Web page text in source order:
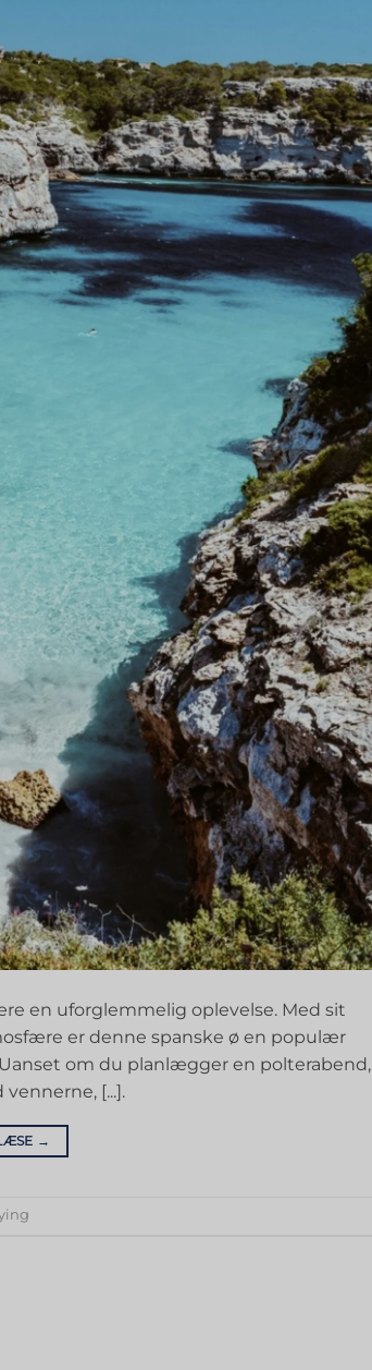
en uforglemmelig oplevelse. Med sit
er denne spanske ø en populær
om du planlægger en polterabend,
[...].
→